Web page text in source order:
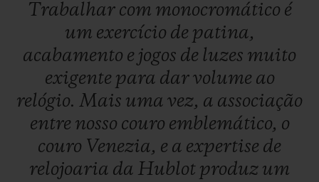
Trabalhar com monocromático é
um exercício de patina,
acabamento e jogos de luzes muito
exigente para darvolume ao
relógio. Mais uma vez, a associação
entre nosso couro emblemático, o
couro Venezia, e a expertise de
relojoaria da Hublot produz um